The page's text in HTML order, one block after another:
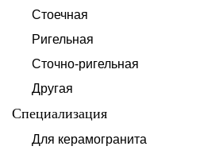
Стоечная
Ригельная
Сточно-ригельная
Другая
Специализация
Для керамогранита